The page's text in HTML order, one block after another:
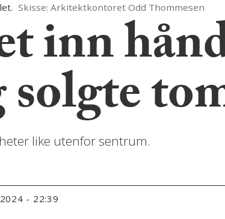
Skisse: Arkitektkontoret Odd Thommesen
inn
like utenfor sentrum.
- 22:39